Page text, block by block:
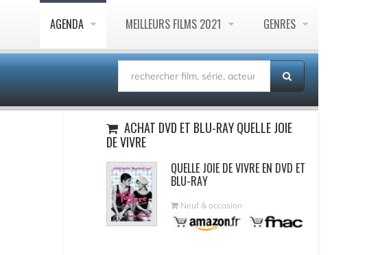
AGENDA MEILLEURS FILMS 2021 GENRES
ACHAT DVD ET BLU-RAY QUELLE JOIE
DE VIVRE
QUELLE JOIE DE VIVRE EN DVD ET
BLU-RAY
Neuf & occasion